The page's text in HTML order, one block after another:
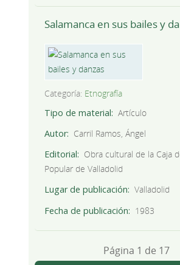
Salamanca en sus bailes y
Categoría: Etnografía
Tipo de material
Artículo
Autor
Carril Ramos, Ángel
Editorial
Obra cultural de la Caja
Popular de Valladolid
Lugar de publicación
Valladolid
Fecha de publicación
1983
Página 1 de 17